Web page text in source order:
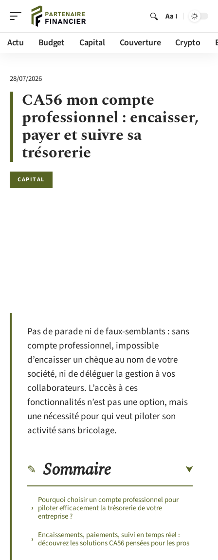
Aa
Actu Budget Capital Couverture Crypto
28/07/2026
CA56 mon compte
professionnel : encaisser,
payer et suivre sa
trésorerie
CAPITAL
Pas de parade ni de faux-semblants : sans
compte professionnel, impossible
d’encaisser un chèque au nom de votre
société, ni de déléguer la gestion à vos
collaborateurs. L’accès à ces
fonctionnalités n’est pas une option, mais
une nécessité pour qui veut piloter son
activité sans bricolage.
Sommaire
Pourquoi choisir un compte professionnel pour
piloter efficacement la trésorerie de votre
entreprise ?
Encaissements, paiements, suivi en temps réel :
découvrez les solutions CA56 pensées pour les pros